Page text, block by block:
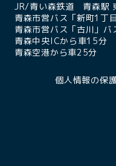
JR/青い森鉄道 青森駅
青森市営バス「新町1丁
青森市営バス「古川」
青森中央ICから車15分
青森空港から車25分
個人情報の保